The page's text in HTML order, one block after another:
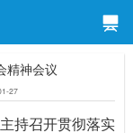
精神会议
27
持召开贯彻落实